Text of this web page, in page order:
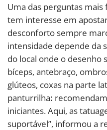
Uma das perguntas
tem interesse em
desconforto sempre
intensidade depende da
do local onde o desenho
bíceps, antebraço,
glúteos, coxas na parte
panturrilha:
iniciantes. Aqui, as
suportável”, informou a